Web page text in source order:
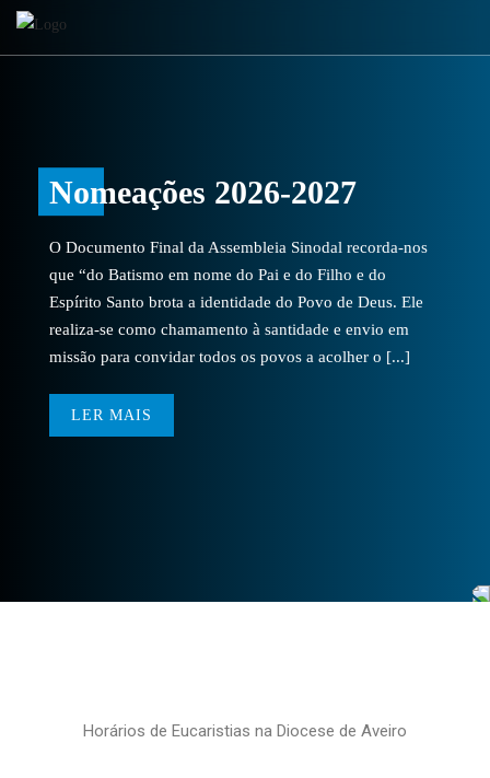
Nomeações 2026-2027
O Documento Final da Assembleia Sinodal recorda-nos
que “do Batismo em nome do Pai e do Filho e do
Espírito Santo brota a identidade do Povo de Deus. Ele
realiza-se como chamamento à santidade e envio em
missão para convidar todos os povos a acolher o [...]
LER MAIS
Horários de Eucaristias na Diocese de Aveiro